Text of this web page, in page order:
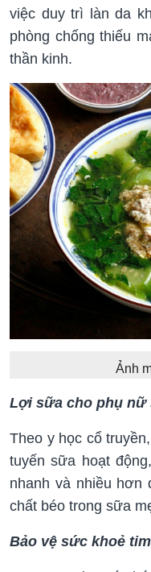
việc duy trì làn da
phòng chống thiếu
thần kinh.
Ảnh
Lợi sữa cho phụ nữ
Theo y học cổ
tuyến sữa hoạt
nhanh và nhiều hơn
chất béo trong sữa
Bảo vệ sức khoẻ